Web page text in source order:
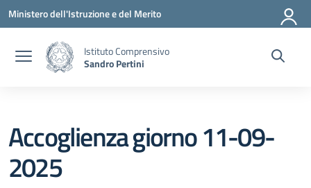
Vai ai contenuti
Vai al menu di navigazione
Vai al footer
Ministero dell'Istruzione e del Merito
Istituto Comprensivo
Sandro Pertini
Accoglienza giorno 11-09-
2025